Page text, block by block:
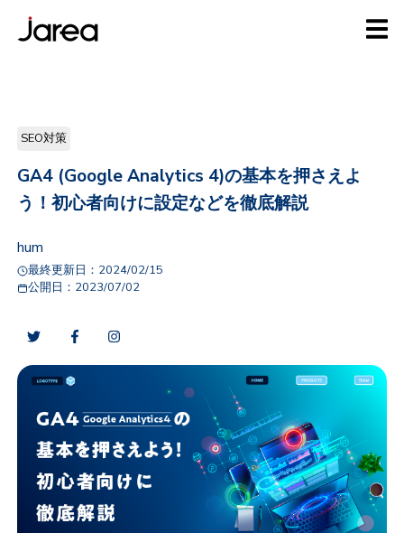
SEO対策
GA4 (Google Analytics 4)の基本を押さえよ
う！初心者向けに設定などを徹底解説
hum
最終更新日： 2024/02/15
公開日： 2023/07/02